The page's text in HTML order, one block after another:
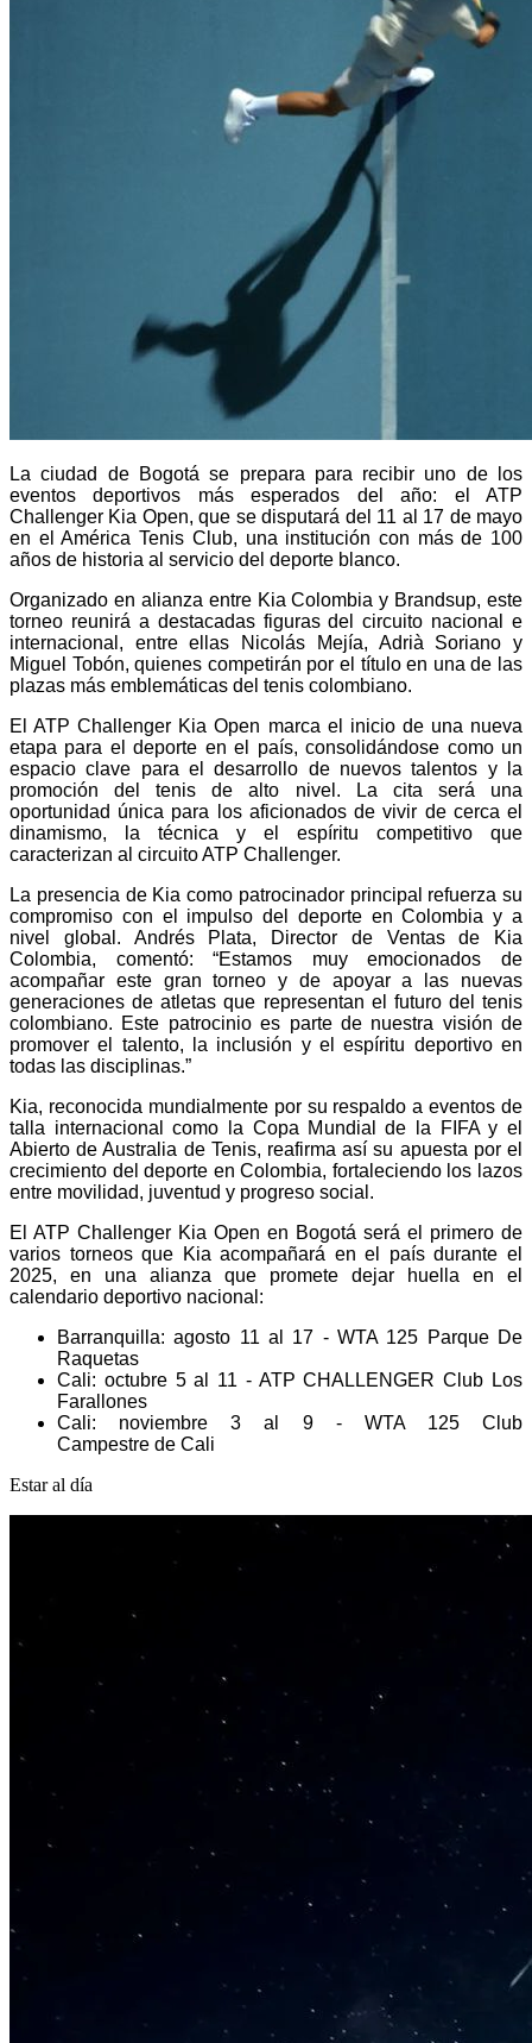
La ciudad de Bogotá se prepara para recibir uno de los
eventos deportivos más esperados del año: el ATP
Challenger Kia Open, que se disputará del 11 al 17 de mayo
en el América Tenis Club, una institución con más de 100
años de historia al servicio del deporte blanco.
Organizado en alianza entre Kia Colombia y Brandsup, este
torneo reunirá a destacadas figuras del circuito nacional e
internacional, entre ellas Nicolás Mejía, Adrià Soriano y
Miguel Tobón, quienes competirán por el título en una de las
plazas más emblemáticas del tenis colombiano.
El ATP Challenger Kia Open marca el inicio de una nueva
etapa para el deporte en el país, consolidándose como un
espacio clave para el desarrollo de nuevos talentos y la
promoción del tenis de alto nivel. La cita será una
oportunidad única para los aficionados de vivir de cerca el
dinamismo, la técnica y el espíritu competitivo que
caracterizan al circuito ATP Challenger.
La presencia de Kia como patrocinador principal refuerza su
compromiso con el impulso del deporte en Colombia y a
nivel global. Andrés Plata, Director de Ventas de Kia
Colombia, comentó: “Estamos muy emocionados de
acompañar este gran torneo y de apoyar a las nuevas
generaciones de atletas que representan el futuro del tenis
colombiano. Este patrocinio es parte de nuestra visión de
promover el talento, la inclusión y el espíritu deportivo en
todas las disciplinas.”
Kia, reconocida mundialmente por su respaldo a eventos de
talla internacional como la Copa Mundial de la FIFA y el
Abierto de Australia de Tenis, reafirma así su apuesta por el
crecimiento del deporte en Colombia, fortaleciendo los lazos
entre movilidad, juventud y progreso social.
El ATP Challenger Kia Open en Bogotá será el primero de
varios torneos que Kia acompañará en el país durante el
2025, en una alianza que promete dejar huella en el
calendario deportivo nacional:
Barranquilla: agosto 11 al 17 - WTA 125 Parque De
Raquetas
Cali: octubre 5 al 11 - ATP CHALLENGER Club Los
Farallones
Cali: noviembre 3 al 9 - WTA 125 Club
Campestre de Cali
Estar al día